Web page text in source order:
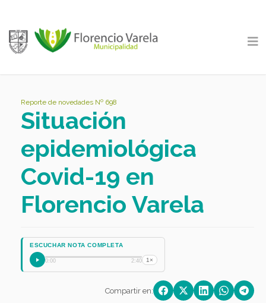
Reporte de novedades Nº 698
Situación
epidemiológica
Covid-19 en
Florencio Varela
ESCUCHAR NOTA COMPLETA
0:00 2:40 1×
Compartir en: